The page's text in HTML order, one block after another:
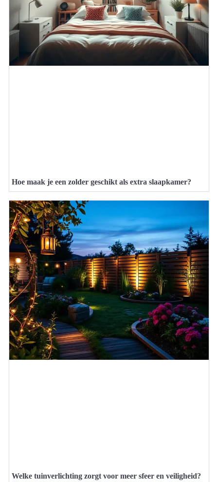
Hoe maak je een zolder geschikt als extra slaapkamer?
Welke tuinverlichting zorgt voor meer sfeer en veiligheid?